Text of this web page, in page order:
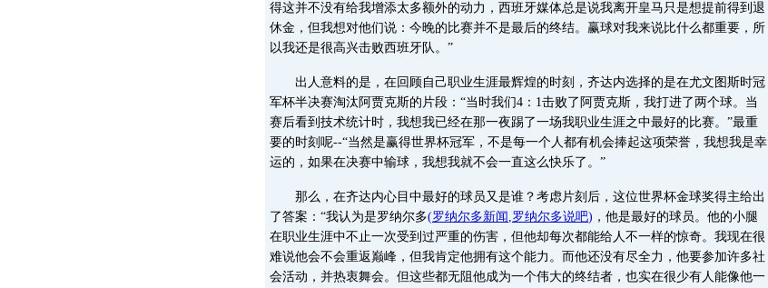
得这并不没有给我增添太多额外的动力，西班牙媒体总是说我离开皇马只是想提前得到退
休金，但我想对他们说：今晚的比赛并不是最后的终结。赢球对我来说比什么都重要，所
以我还是很高兴击败西班牙队。”
出人意料的是，在回顾自己职业生涯最辉煌的时刻，齐达内选择的是在尤文图斯时冠
军杯半决赛淘汰阿贾克斯的片段：“当时我们4：1击败了阿贾克斯，我打进了两个球。当
赛后看到技术统计时，我想我已经在那一夜踢了一场我职业生涯之中最好的比赛。”最重
要的时刻呢--“当然是赢得世界杯冠军，不是每一个人都有机会捧起这项荣誉，我想我是幸
运的，如果在决赛中输球，我想我就不会一直这么快乐了。”
那么，在齐达内心目中最好的球员又是谁？考虑片刻后，这位世界杯金球奖得主给出
了答案：“我认为是罗纳尔多(罗纳尔多新闻 ,罗纳尔多说吧) ，他是最好的球员。他的小腿
在职业生涯中不止一次受到过严重的伤害，但他却每次都能给人不一样的惊奇。我现在很
难说他会不会重返巅峰，但我肯定他拥有这个能力。而他还没有尽全力，他要参加许多社
会活动，并热衷舞会。但这些都无阻他成为一个伟大的终结者，也实在很少有人能像他一